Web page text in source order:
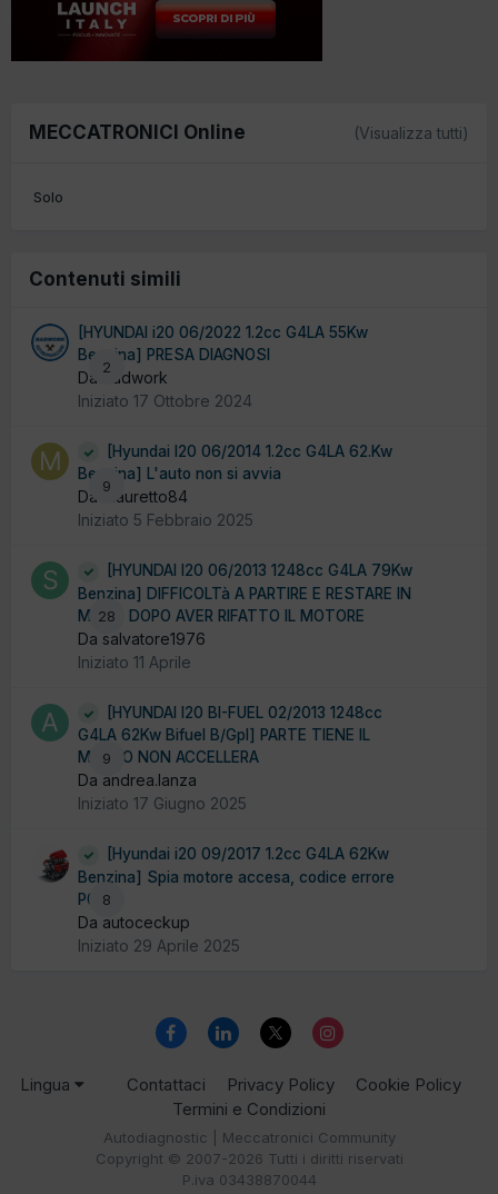
MECCATRONICI Online (Visualizza tutti)
Solo
Contenuti simili
2
[HYUNDAI i20 06/2022 1.2cc G4LA 55Kw
Benzina] PRESA DIAGNOSI
Da badwork
Iniziato 17 Ottobre 2024
9
[Hyundai I20 06/2014 1.2cc G4LA 62.Kw
Benzina] L'auto non si avvia
Da Mauretto84
Iniziato 5 Febbraio 2025
28
[HYUNDAI I20 06/2013 1248cc G4LA 79Kw
Benzina] DIFFICOLTà A PARTIRE E RESTARE IN
MOTO DOPO AVER RIFATTO IL MOTORE
Da salvatore1976
Iniziato 11 Aprile
9
[HYUNDAI I20 BI-FUEL 02/2013 1248cc
G4LA 62Kw Bifuel B/Gpl] PARTE TIENE IL
MINIMO NON ACCELLERA
Da andrea.lanza
Iniziato 17 Giugno 2025
8
[Hyundai i20 09/2017 1.2cc G4LA 62Kw
Benzina] Spia motore accesa, codice errore
P0017
Da autoceckup
Iniziato 29 Aprile 2025
Lingua Contattaci Privacy Policy
Cookie Policy
Termini e Condizioni
Autodiagnostic | Meccatronici Community
Copyright © 2007-2026 Tutti i diritti riservati
P.iva 03438870044